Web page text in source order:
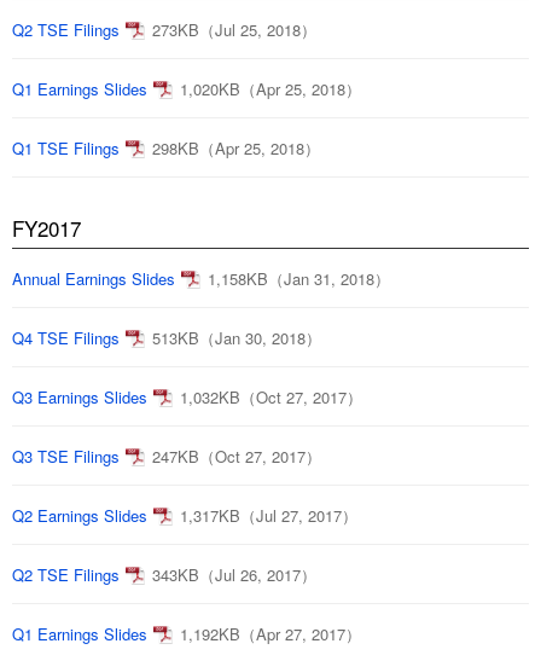
Q2 TSE Filings 273KB（Jul 25, 2018）
Q1 Earnings Slides 1,020KB（Apr 25, 2018）
Q1 TSE Filings 298KB（Apr 25, 2018）
FY2017
Annual Earnings Slides 1,158KB（Jan 31, 2018）
Q4 TSE Filings 513KB（Jan 30, 2018）
Q3 Earnings Slides 1,032KB（Oct 27, 2017）
Q3 TSE Filings 247KB（Oct 27, 2017）
Q2 Earnings Slides 1,317KB（Jul 27, 2017）
Q2 TSE Filings 343KB（Jul 26, 2017）
Q1 Earnings Slides 1,192KB（Apr 27, 2017）